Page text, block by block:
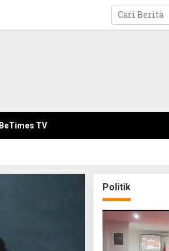
BeTimes TV
Politik